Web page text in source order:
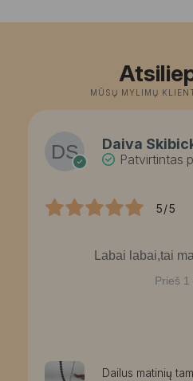
MŪSŲ MYLIMŲ
Daiva
Patvirtintas
5/5
Labai labai,tai
Prieš 1
Dailus matinių